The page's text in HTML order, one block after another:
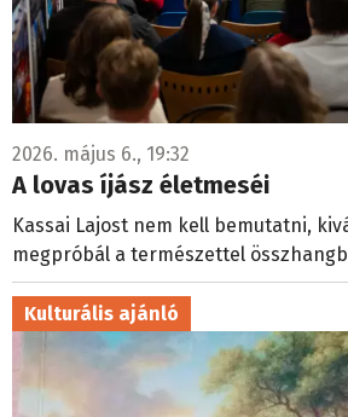
2026. május 6., 19:32
A lovas íjász életmeséi
Kassai Lajost nem kell bemutatni,
megpróbál a természettel
Kulturális ajánló